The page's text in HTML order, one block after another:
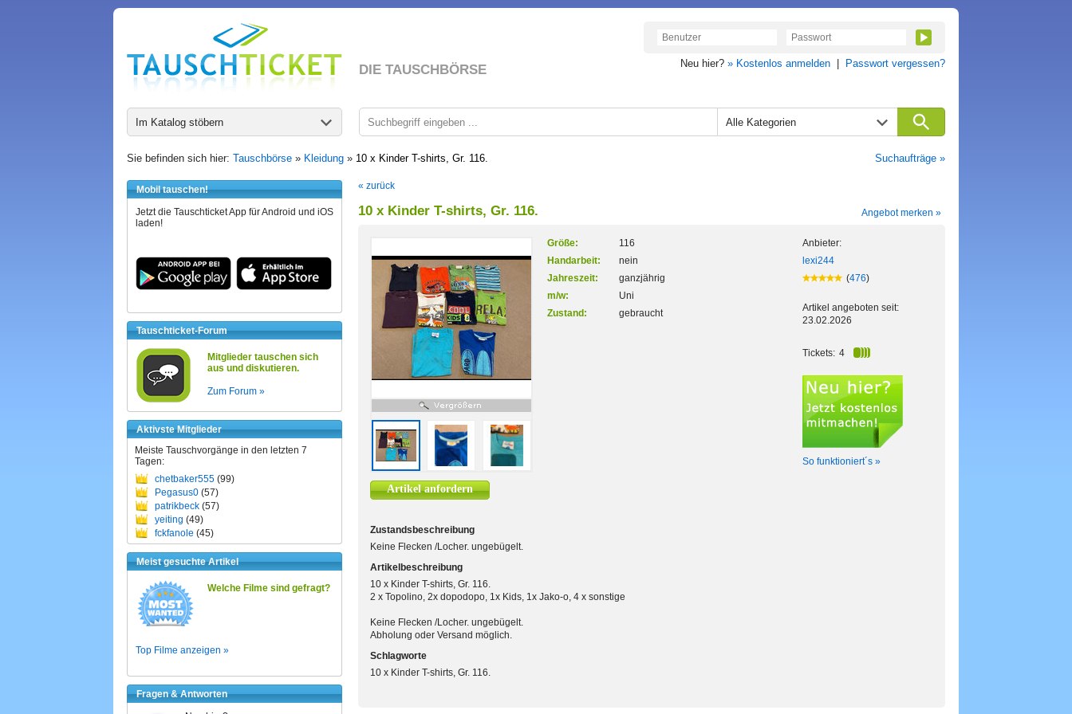
DIE TAUSCHBÖRSE Neu hier? » Kostenlos anmelden Passwort vergessen?
Im Katalog stöbern Alle Kategorien
Sie befinden sich hier: Tauschbörse » Kleidung » 10 x Kinder T-shirts, Gr. 116. Suchaufträge »
Mobil tauschen!
Jetzt die Tauschticket App für Android und iOS
laden!
Tauschticket-Forum
Mitglieder tauschen sich
aus und diskutieren.
Zum Forum »
Aktivste Mitglieder
Meiste Tauschvorgänge in den letzten 7
Tagen:
chetbaker555 (99)
Pegasus0 (57)
patrikbeck (57)
yeiting (49)
fckfanole (45)
Meist gesuchte Artikel
Welche Filme sind gefragt?
Top Filme anzeigen »
Fragen & Antworten
« zurück
10 x Kinder T-shirts, Gr. 116. Angebot merken »
Artikel anfordern
Größe:
116
Handarbeit:
nein
Jahreszeit:
ganzjährig
m/w:
Uni
Zustand:
gebraucht
Anbieter:
lexi244
(476)
Artikel angeboten seit:
23.02.2026
Tickets: 4
So funktioniert´s »
Zustandsbeschreibung
Keine Flecken /Locher. ungebügelt.
Artikelbeschreibung
10 x Kinder T-shirts, Gr. 116.
2 x Topolino, 2x dopodopo, 1x Kids, 1x Jako-o, 4 x sonstige
Keine Flecken /Locher. ungebügelt.
Abholung oder Versand möglich.
Schlagworte
10 x Kinder T-shirts, Gr. 116.